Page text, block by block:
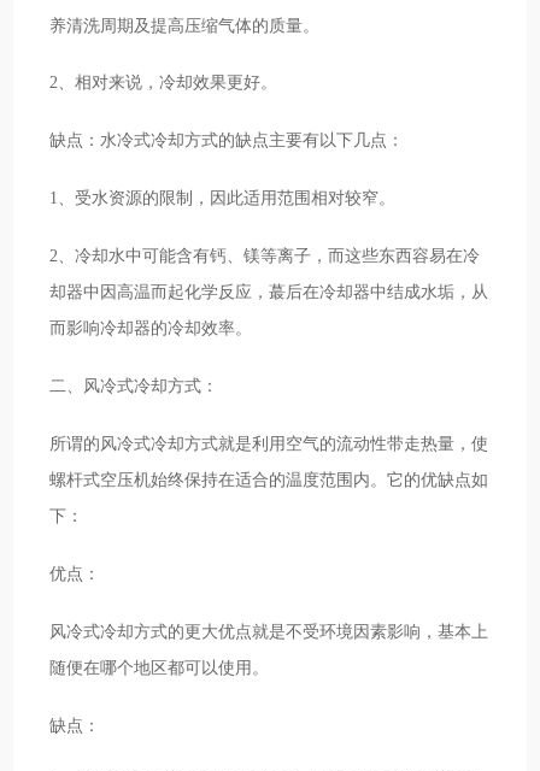
养清洗周期及提高压缩气体的质量。
2、相对来说，冷却效果更好。
缺点：水冷式冷却方式的缺点主要有以下几点：
1、受水资源的限制，因此适用范围相对较窄。
2、冷却水中可能含有钙、镁等离子，而这些东西容易在冷
却器中因高温而起化学反应，蕞后在冷却器中结成水垢，从
而影响冷却器的冷却效率。
二、风冷式冷却方式：
所谓的风冷式冷却方式就是利用空气的流动性带走热量，使
螺杆式空压机始终保持在适合的温度范围内。它的优缺点如
下：
优点：
风冷式冷却方式的更大优点就是不受环境因素影响，基本上
随便在哪个地区都可以使用。
缺点：